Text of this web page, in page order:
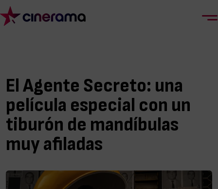
El Agente Secreto: una
película especial con un
tiburón de mandíbulas
muy afiladas